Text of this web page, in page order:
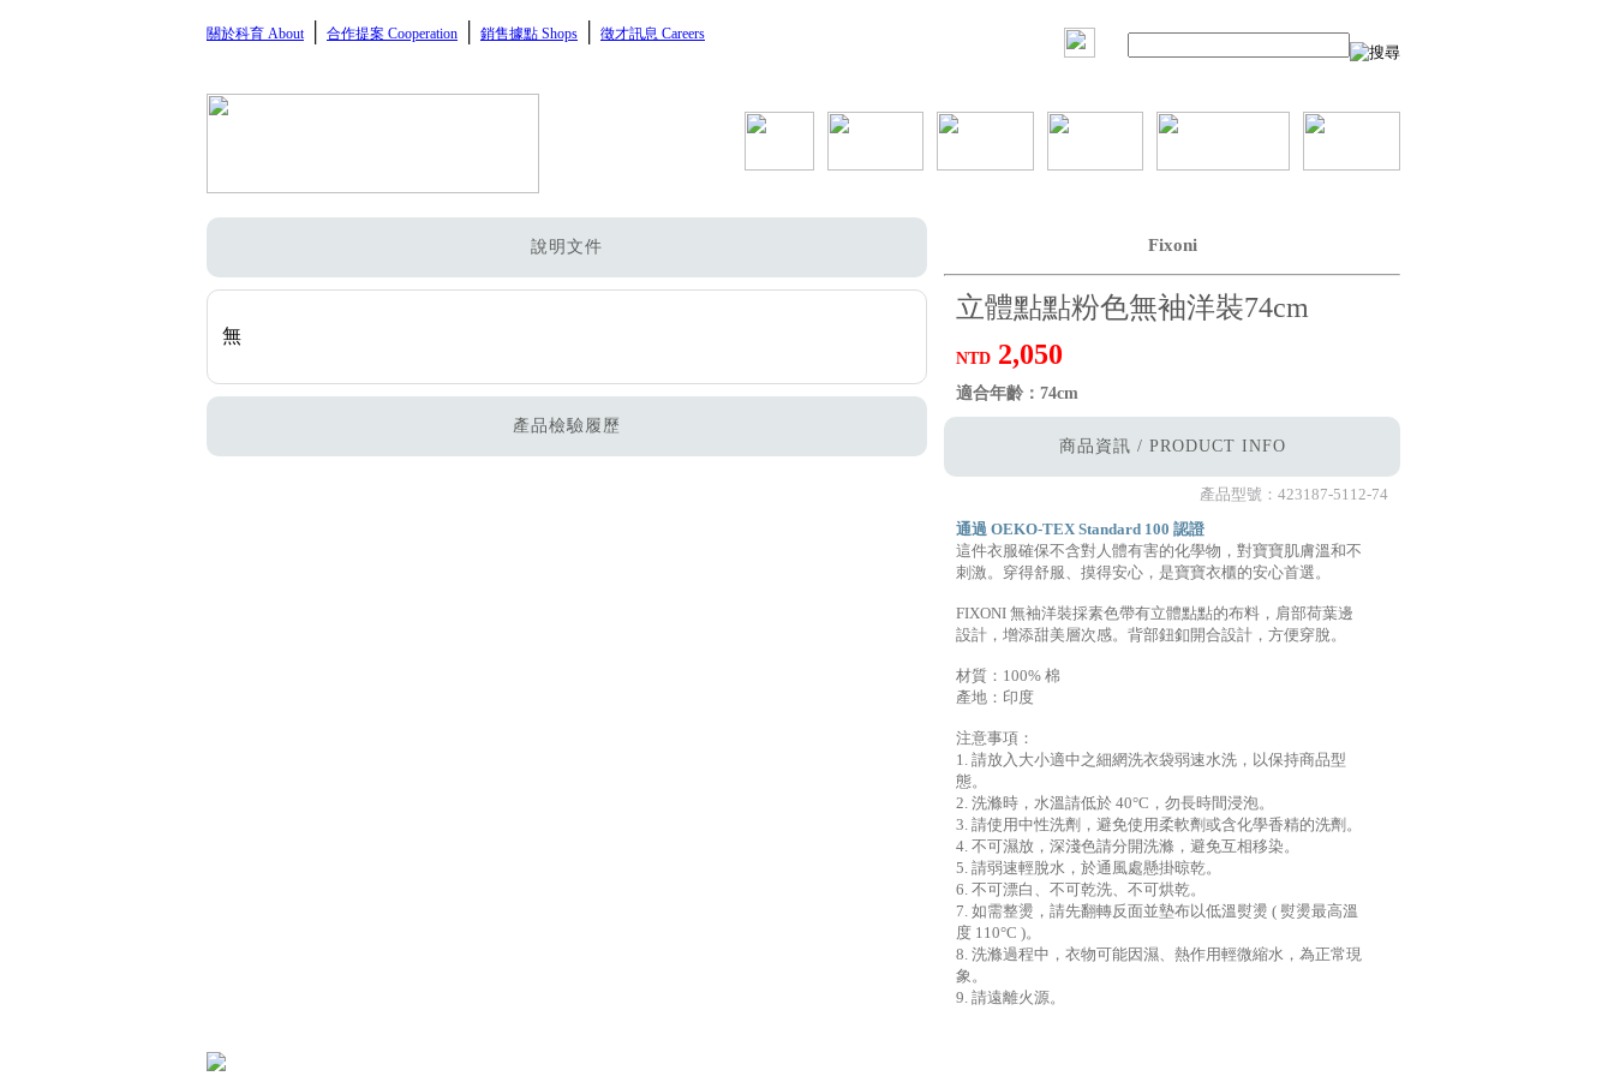
關於科育 About 合作提案 Cooperation 銷售據點 Shops 徵才訊息 Careers
說明文件
無
產品檢驗履歷
Fixoni
立體點點粉色無袖洋裝74cm
NTD 2,050
適合年齡：74cm
商品資訊 / PRODUCT INFO
產品型號： 423187-5112-74
通過 OEKO-TEX Standard 100 認證
這件衣服確保不含對人體有害的化學物，對寶寶肌膚溫和不
刺激。穿得舒服、摸得安心，是寶寶衣櫃的安心首選。
FIXONI 無袖洋裝採素色帶有立體點點的布料，肩部荷葉邊
設計，增添甜美層次感。背部鈕釦開合設計，方便穿脫。
材質：100% 棉
產地：印度
注意事項：
1. 請放入大小適中之細網洗衣袋弱速水洗，以保持商品型
態。
2. 洗滌時，水溫請低於 40°C，勿長時間浸泡。
3. 請使用中性洗劑，避免使用柔軟劑或含化學香精的洗劑。
4. 不可濕放，深淺色請分開洗滌，避免互相移染。
5. 請弱速輕脫水，於通風處懸掛晾乾。
6. 不可漂白、不可乾洗、不可烘乾。
7. 如需整燙，請先翻轉反面並墊布以低溫熨燙 ( 熨燙最高溫
度 110°C )。
8. 洗滌過程中，衣物可能因濕、熱作用輕微縮水，為正常現
象。
9. 請遠離火源。